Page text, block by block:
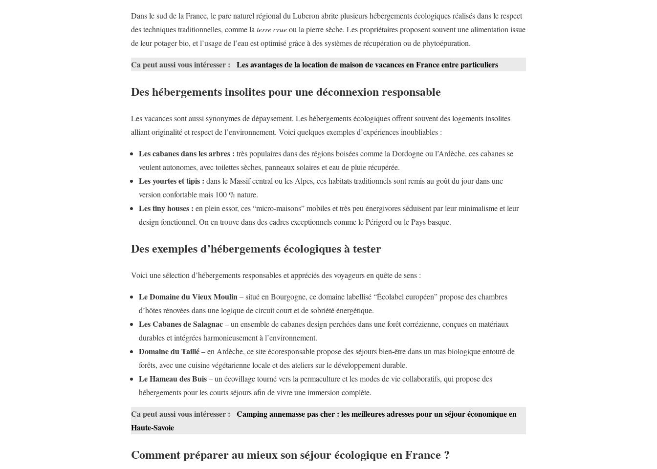
Dans le sud de la France, le parc naturel régional du Luberon abrite plusieurs hébergements écologiques réalisés dans le respect
des techniques traditionnelles, comme la terre crueou la pierre sèche. Les propriétaires proposent souvent une alimentation issue
de leur potager bio, et l’usage de l’eau est optimisé grâce à des systèmes de récupération ou de phytoépuration.
Ca peut aussi vous intéresser : Les avantages de la location de maison de vacances en France entre particuliers
Des hébergements insolites pour une déconnexion responsable
Les vacances sont aussi synonymes de dépaysement. Les hébergements écologiques offrent souvent des logements insolites
alliant originalité et respect de l’environnement. Voici quelques exemples d’expériences inoubliables :
Les cabanes dans les arbres : très populaires dans des régions boisées comme la Dordogne ou l’Ardèche, ces cabanes se
veulent autonomes, avec toilettes sèches, panneaux solaires et eau de pluie récupérée.
Les yourtes et tipis : dans le Massif central ou les Alpes, ces habitats traditionnels sont remis au goût du jour dans une
version confortable mais 100 % nature.
Les tiny houses : en plein essor, ces “micro-maisons” mobiles et très peu énergivores séduisent par leur minimalisme et leur
design fonctionnel. On en trouve dans des cadres exceptionnels comme le Périgord ou le Pays basque.
Des exemples d’hébergements écologiques à tester
Voici une sélection d’hébergements responsables et appréciés des voyageurs en quête de sens :
Le Domaine du Vieux Moulin– situé en Bourgogne, ce domaine labellisé “Écolabel européen” propose des chambres
d’hôtes rénovées dans une logique de circuit court et de sobriété énergétique.
Les Cabanes de Salagnac– un ensemble de cabanes design perchées dans une forêt corrézienne, conçues en matériaux
durables et intégrées harmonieusement à l’environnement.
Domaine du Taillé– en Ardèche, ce site écoresponsable propose des séjours bien-être dans un mas biologique entouré de
forêts, avec une cuisine végétarienne locale et des ateliers sur le développement durable.
Le Hameau des Buis– un écovillage tourné vers la permaculture et les modes de vie collaboratifs, qui propose des
hébergements pour les courts séjours afin de vivre une immersion complète.
Ca peut aussi vous intéresser :
Camping annemasse pas cher : les meilleures adresses pour un séjour économique en
Haute-Savoie
Comment préparer au mieux son séjour écologique en France ?